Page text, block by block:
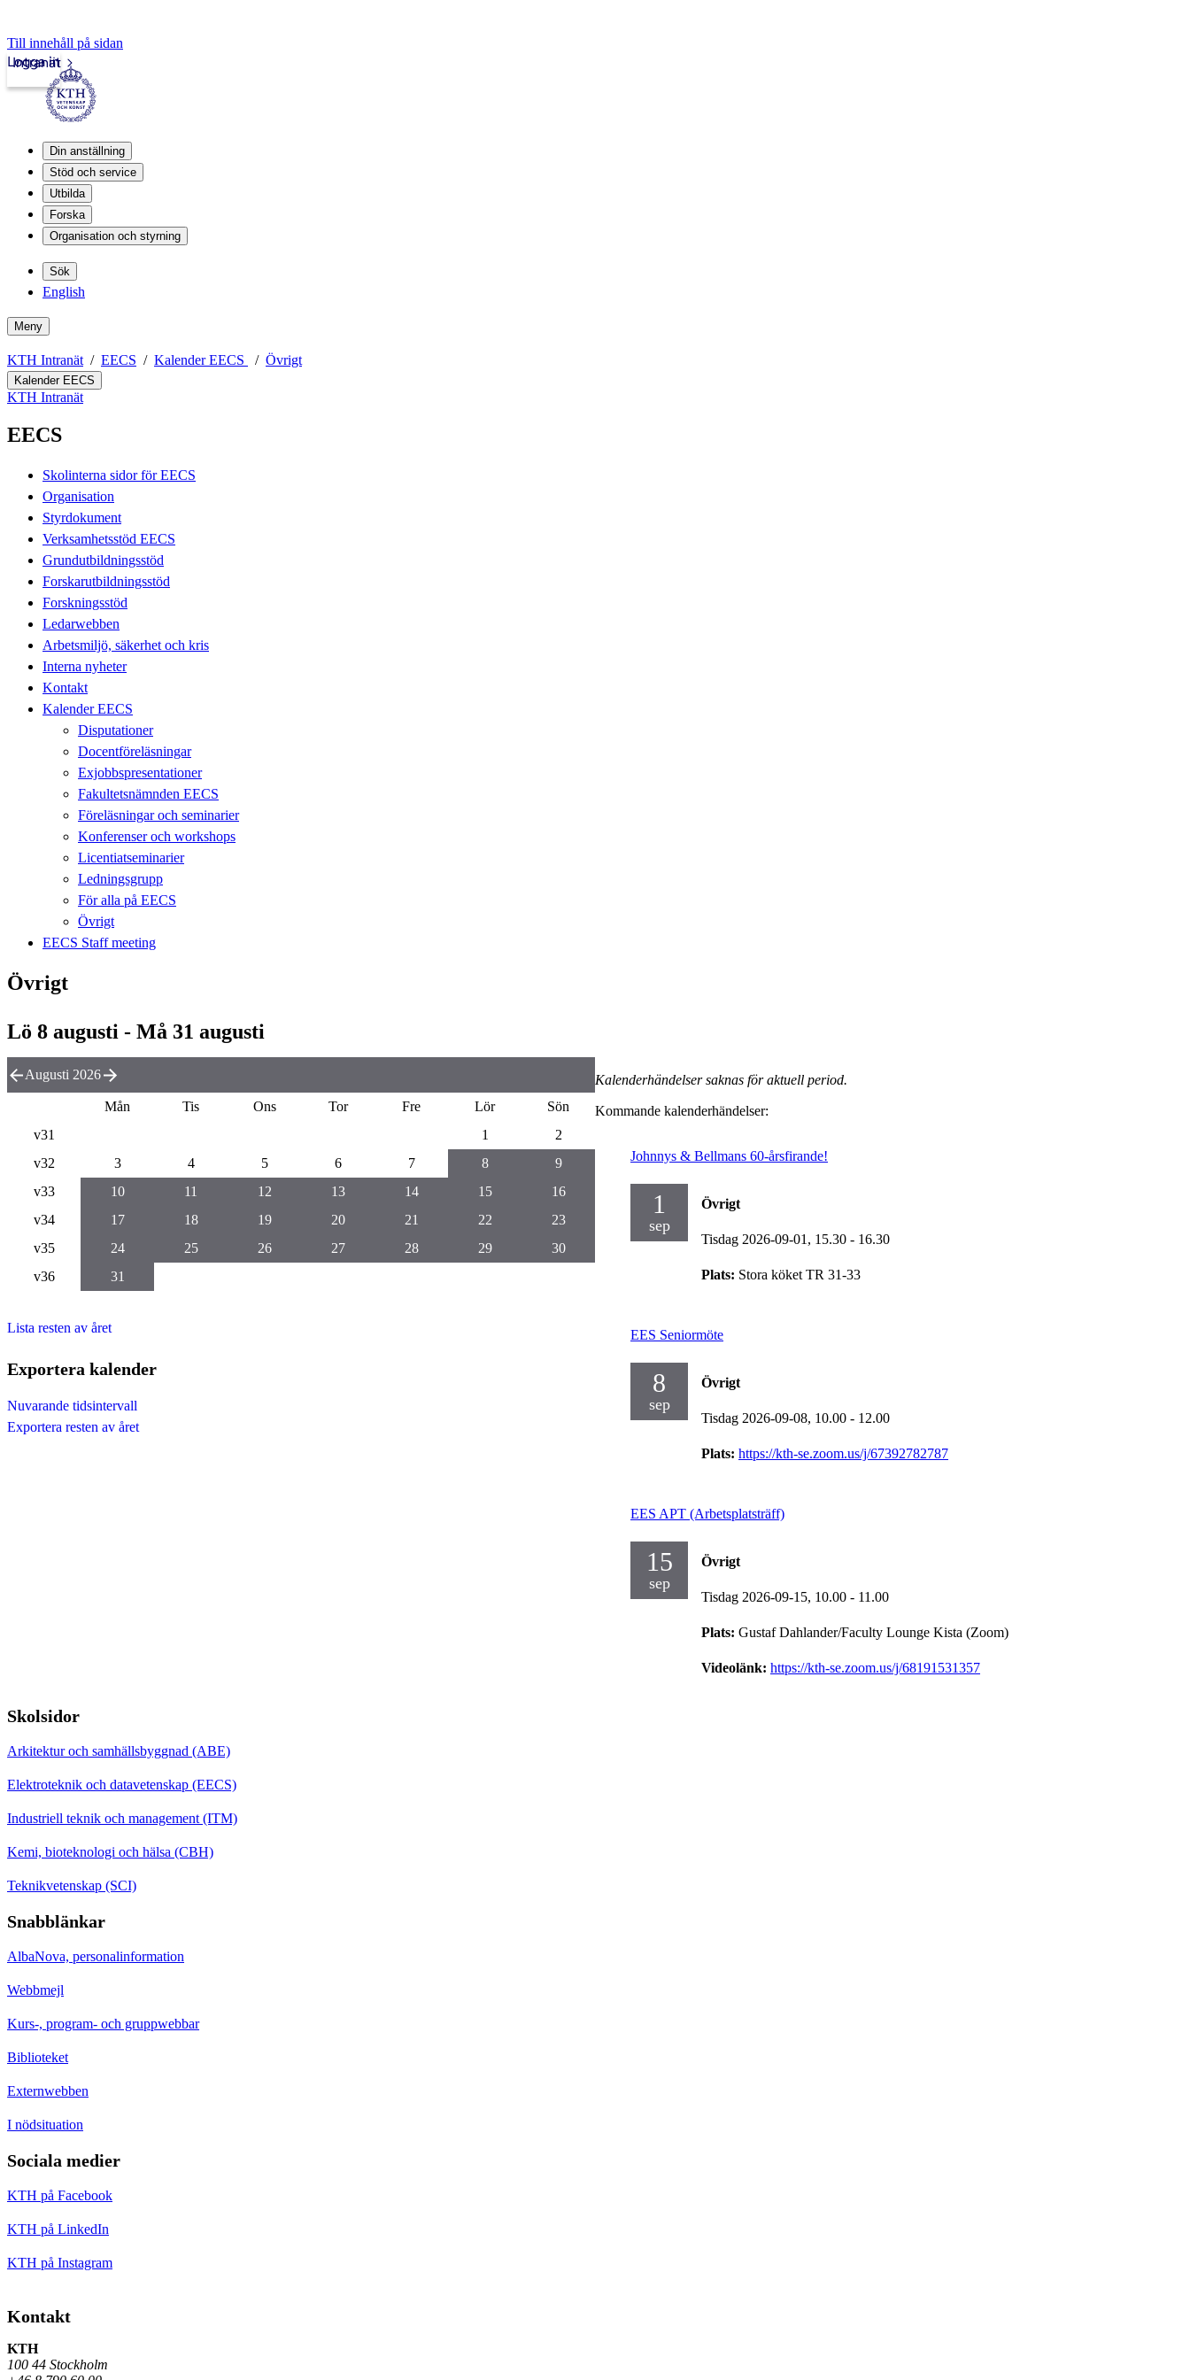
Till innehåll på sidan
Intranät
Logga in
Din anställning
Stöd och service
Utbilda
Forska
Organisation och styrning
Sök
English
Meny
KTH Intranät EECS Kalender EECS Övrigt
Kalender EECS
KTH Intranät
EECS
Skolinterna sidor för EECS
Organisation
Styrdokument
Verksamhetsstöd EECS
Grundutbildningsstöd
Forskarutbildningsstöd
Forskningsstöd
Ledarwebben
Arbetsmiljö, säkerhet och kris
Interna nyheter
Kontakt
Kalender EECS
Disputationer
Docentföreläsningar
Exjobbspresentationer
Fakultetsnämnden EECS
Föreläsningar och seminarier
Konferenser och workshops
Licentiatseminarier
Ledningsgrupp
För alla på EECS
Övrigt
EECS Staff meeting
Övrigt
Lö 8 augusti - Må 31 augusti
Kalenderhändelser saknas för aktuell period.
Kommande kalenderhändelser:
Johnnys & Bellmans 60-årsfirande!
1
sep
Övrigt
Tisdag 2026-09-01, 15.30 - 16.30
Plats: Stora köket TR 31-33
EES Seniormöte
8
sep
Övrigt
Tisdag 2026-09-08, 10.00 - 12.00
Plats: https://kth-se.zoom.us/j/67392782787
EES APT (Arbetsplatsträff)
15
sep
Övrigt
Tisdag 2026-09-15, 10.00 - 11.00
Plats: Gustaf Dahlander/Faculty Lounge Kista (Zoom)
Videolänk: https://kth-se.zoom.us/j/68191531357
Augusti 2026
Mån Tis Ons Tor Fre Lör
Sön
v31
1
2
v32
3 4 5 6 7 8
9
v33
10 11 12 13 14 15
16
v34
17 18 19 20 21 22
23
v35
24 25 26 27 28 29
30
v36
31
Lista resten av året
Exportera kalender
Nuvarande tidsintervall
Exportera resten av året
Skolsidor
Arkitektur och samhällsbyggnad (ABE)
Elektroteknik och datavetenskap (EECS)
Industriell teknik och management (ITM)
Kemi, bioteknologi och hälsa (CBH)
Teknikvetenskap (SCI)
Snabblänkar
AlbaNova, personalinformation
Webbmejl
Kurs-, program- och gruppwebbar
Biblioteket
Externwebben
I nödsituation
Sociala medier
KTH på Facebook
KTH på LinkedIn
KTH på Instagram
Kontakt
KTH
100 44 Stockholm